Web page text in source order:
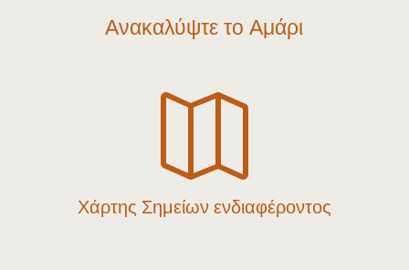
Ανακαλύψτε το Αμάρι

Χάρτης Σημείων ενδιαφέροντος